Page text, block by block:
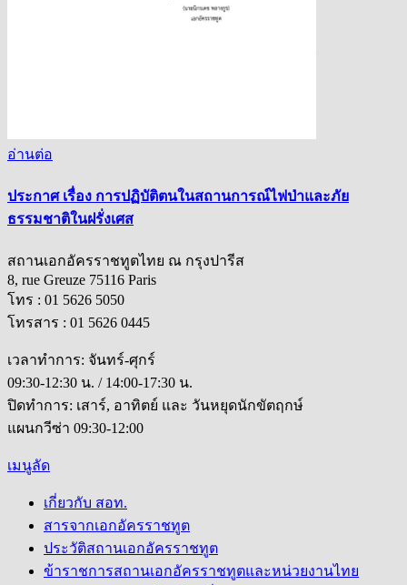
อ่านต่อ
ประกาศ เรื่อง การปฏิบัติตนในสถานการณ์ไฟป่าและภัย
ธรรมชาติในฝรั่งเศส
สถานเอกอัครราชทูตไทย ณ กรุงปารีส
8, rue Greuze 75116 Paris
โทร : 01 5626 5050
โทรสาร : 01 5626 0445
เวลาทำการ: จันทร์-ศุกร์
09:30-12:30 น. / 14:00-17:30 น.
ปิดทำการ: เสาร์, อาทิตย์ และ วันหยุดนักขัตฤกษ์
แผนกวีซ่า 09:30-12:00
เมนูลัด
เกี่ยวกับ สอท.
สารจากเอกอัครราชทูต
ประวัติสถานเอกอัครราชทูต
ข้าราชการสถานเอกอัครราชทูตและหน่วยงานไทย